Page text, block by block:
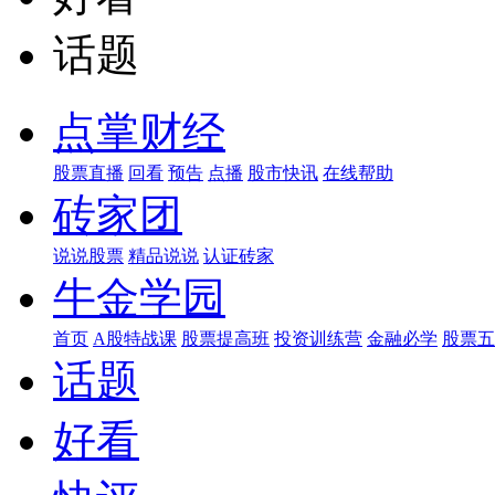
话题
点掌财经
股票直播 回看 预告 点播 股市快讯 在线帮助
砖家团
说说股票 精品说说 认证砖家
牛金学园
首页 A股特战课 股票提高班 投资训练营 金融必学 股票
话题
好看